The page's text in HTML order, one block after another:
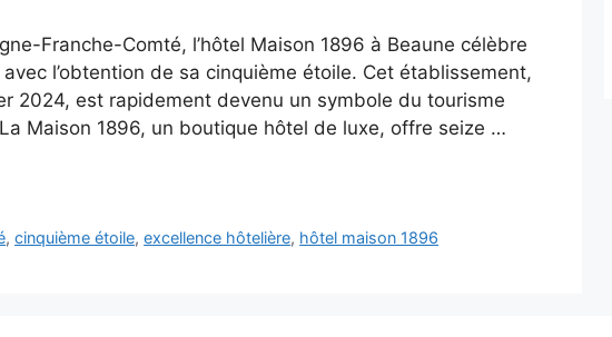
Franche-Comté, l’hôtel Maison 1896 à Beaune célèbre
l’obtention de sa cinquième étoile. Cet établissement,
2024, est rapidement devenu un symbole du tourisme
Maison 1896, un boutique hôtel de luxe, offre seize …
,cinquième étoile,excellence hôtelière, hôtel maison 1896